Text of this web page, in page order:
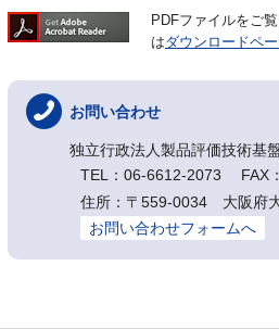
PDFファイルをご
はダウンロードペ
お問い合わせ
独立行政法人製品評価技術
TEL：06-6612-2073 FAX
住所：〒559-0034 大阪府
お問い合わせフォームへ